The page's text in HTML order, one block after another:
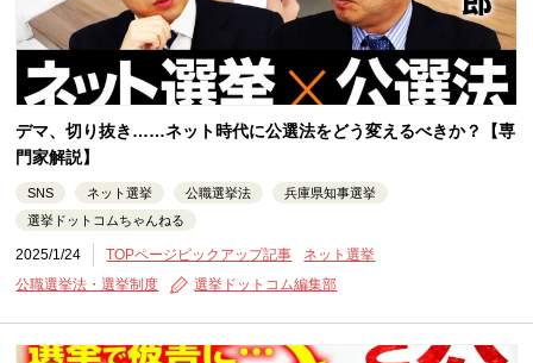
デマ、切り抜き……ネット時代に公選法をどう変えるべきか？【専
門家解説】
SNS ネット選挙 公職選挙法
兵庫県知事選挙
選挙ドットコムちゃんねる
2025/1/24 TOPページピックアップ記事
ネット選挙
公職選挙法・選挙制度
選挙ドットコム編集部